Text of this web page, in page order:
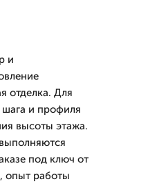
и
отделка. Для
и профиля
высоты этажа.
под ключ от
опыт работы